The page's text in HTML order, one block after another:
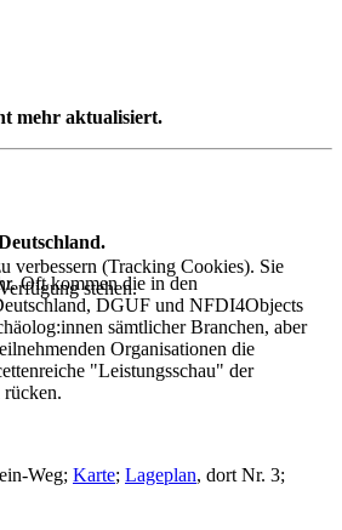
mehr aktualisiert.
Oft kommen die in den
DGUF und NFDI4Objects
sämtlicher Branchen, aber
Organisationen die
"Leistungsschau" der
Weg; Karte; Lageplan, dort Nr. 3;
verbessern (Tracking Cookies). Sie
stehen.